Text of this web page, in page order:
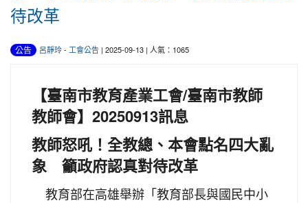
待改革
公告 呂靜玲- 工會公告 | 2025-09-13 | 人氣：1065
【臺南市教育產業工會/臺南市教師
教師會】20250913訊息
教師怒吼！全教總、本會點名四大亂
象 籲政府認真對待改革
教育部在高雄舉辦「教育部長與國民中小